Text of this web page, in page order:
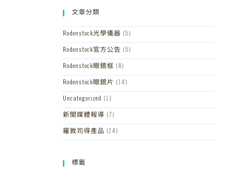
文章分類
Rodenstock光學儀器 (5)
Rodenstock官方公告 (5)
Rodenstock眼鏡框 (8)
Rodenstock眼鏡片 (14)
Uncategorized (1)
新聞媒體報導 (7)
羅敦司得產品 (24)
標籤